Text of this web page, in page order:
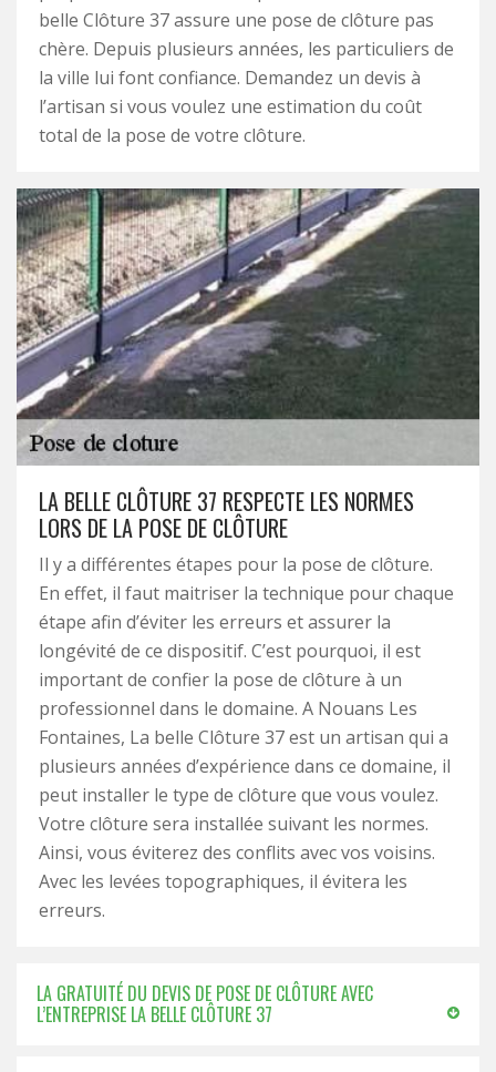
belle Clôture 37 assure une pose de clôture pas
chère. Depuis plusieurs années, les particuliers de
la ville lui font confiance. Demandez un devis à
l’artisan si vous voulez une estimation du coût
total de la pose de votre clôture.
LA BELLE CLÔTURE 37 RESPECTE LES NORMES
LORS DE LA POSE DE CLÔTURE
Il y a différentes étapes pour la pose de clôture.
En effet, il faut maitriser la technique pour chaque
étape afin d’éviter les erreurs et assurer la
longévité de ce dispositif. C’est pourquoi, il est
important de confier la pose de clôture à un
professionnel dans le domaine. A Nouans Les
Fontaines, La belle Clôture 37 est un artisan qui a
plusieurs années d’expérience dans ce domaine, il
peut installer le type de clôture que vous voulez.
Votre clôture sera installée suivant les normes.
Ainsi, vous éviterez des conflits avec vos voisins.
Avec les levées topographiques, il évitera les
erreurs.
LA GRATUITÉ DU DEVIS DE POSE DE CLÔTURE AVEC
L’ENTREPRISE LA BELLE CLÔTURE 37